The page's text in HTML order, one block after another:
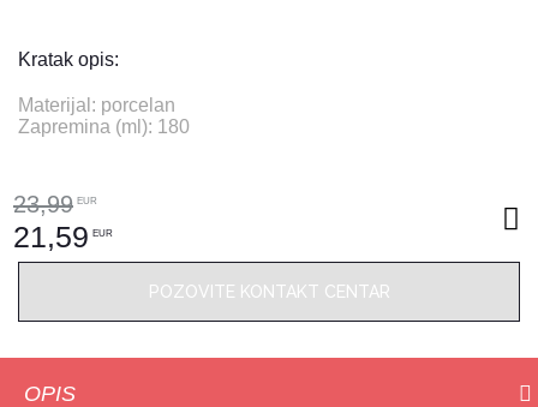
Kratak opis:
Materijal: porcelan
Zapremina (ml): 180
23,99 EUR
21,59 EUR
POZOVITE KONTAKT CENTAR
OPIS